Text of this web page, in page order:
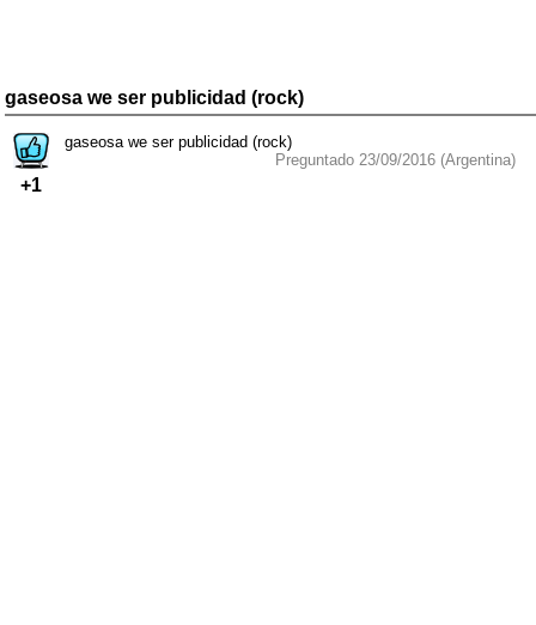
gaseosa we ser publicidad (rock)
+1
gaseosa we ser publicidad (rock)
Preguntado 23/09/2016 (Argentina)